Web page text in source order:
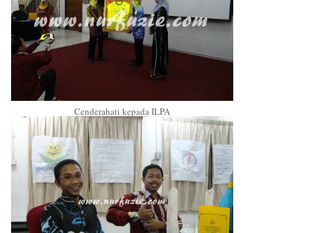
Cenderahati kepada ILPA